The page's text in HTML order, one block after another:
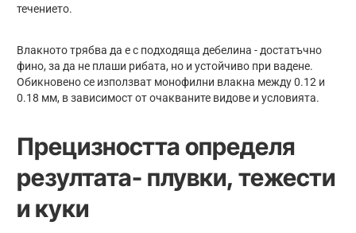
течението.
Влакното трябва да е с подходяща дебелина - достатъчно
фино, за да не плаши рибата, но и устойчиво при вадене.
Обикновено се използват монофилни влакна между 0.12 и
0.18 мм, в зависимост от очакваните видове и условията.
Прецизността определя
резултата- плувки, тежести
и куки